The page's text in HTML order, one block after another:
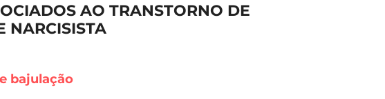
AO TRANSTORNO DE
NARCISISTA
bajulação